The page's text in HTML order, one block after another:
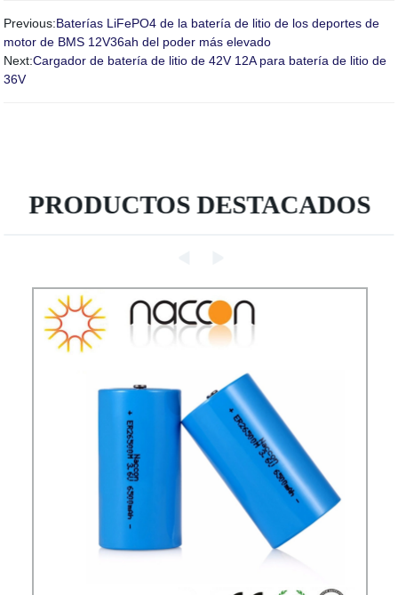
Previous:Baterías LiFePO4 de la batería de litio de los deportes de
motor de BMS 12V36ah del poder más elevado
Next:Cargador de batería de litio de 42V 12A para batería de litio de
36V
PRODUCTOS DESTACADOS